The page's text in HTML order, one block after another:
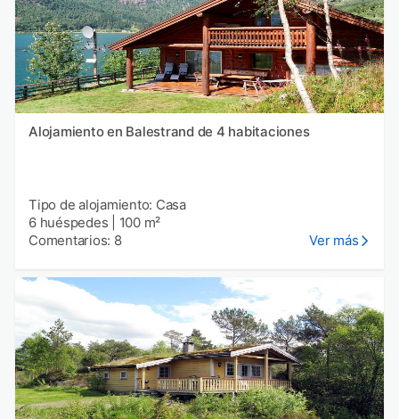
Alojamiento en Balestrand de 4 habitaciones
Tipo de alojamiento: Casa
6 huéspedes
100 m²
Comentarios: 8
Ver más